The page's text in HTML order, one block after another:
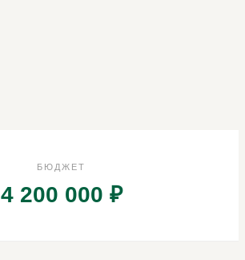
БЮДЖЕТ
4 200 000 ₽